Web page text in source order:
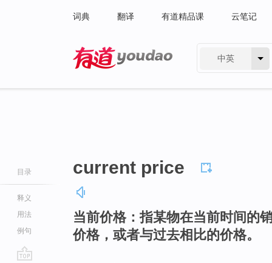
词典 翻译 有道精品课 云笔记
中英
目录
释义
用法
例句
current price
当前价格：指某物在当前时间的
价格，或者与过去相比的价格。